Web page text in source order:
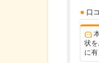
口
状
に